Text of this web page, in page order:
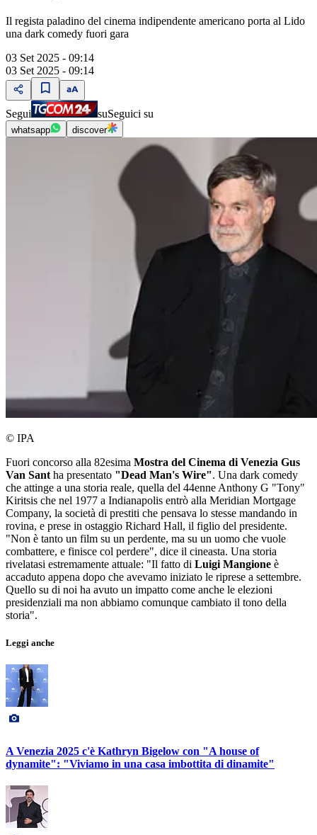
Il regista paladino del cinema indipendente americano porta al Lido
una dark comedy fuori gara
03 Set 2025 - 09:14
03 Set 2025 - 09:14
Segui suSeguici su
whatsapp discover
© IPA
Fuori concorso alla 82esima Mostra del Cinema di Venezia Gus
Van Sant ha presentato "Dead Man's Wire". Una dark comedy
che attinge a una storia reale, quella del 44enne Anthony G "Tony"
Kiritsis che nel 1977 a Indianapolis entrò alla Meridian Mortgage
Company, la società di prestiti che pensava lo stesse mandando in
rovina, e prese in ostaggio Richard Hall, il figlio del presidente.
"Non è tanto un film su un perdente, ma su un uomo che vuole
combattere, e finisce col perdere", dice il cineasta. Una storia
rivelatasi estremamente attuale: "Il fatto di Luigi Mangione è
accaduto appena dopo che avevamo iniziato le riprese a settembre.
Quello su di noi ha avuto un impatto come anche le elezioni
presidenziali ma non abbiamo comunque cambiato il tono della
storia".
Leggi anche
A Venezia 2025 c'è Kathryn Bigelow con "A house of
dynamite": "Viviamo in una casa imbottita di dinamite"